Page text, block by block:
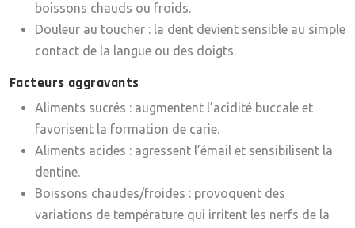
boissons chauds ou froids.
Douleur au toucher : la dent devient sensible au simple
contact de la langue ou des doigts.
Facteurs aggravants
Aliments sucrés : augmentent l’acidité buccale et
favorisent la formation de carie.
Aliments acides : agressent l’émail et sensibilisent la
dentine.
Boissons chaudes/froides : provoquent des
variations de température qui irritent les nerfs de la